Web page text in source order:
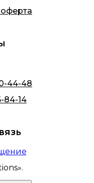
44-48
84-14
».